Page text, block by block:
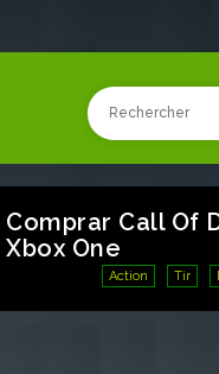
Comprar Call Of
Xbox One
Action Tir